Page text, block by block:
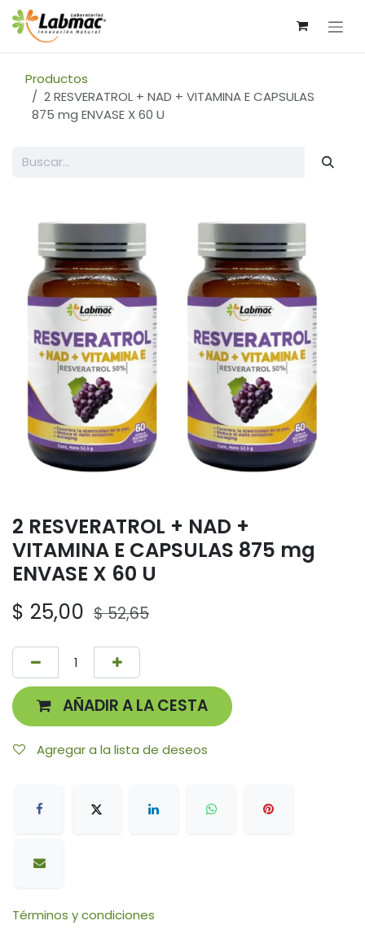
Ir al contenido
Productos
2 RESVERATROL + NAD + VITAMINA E CAPSULAS
875 mg ENVASE X 60 U
2 RESVERATROL + NAD +
VITAMINA E CAPSULAS 875 mg
ENVASE X 60 U
$ 25,00 $52,65
AÑADIR A LA CESTA
Agregar a la lista de deseos
Términos y condiciones